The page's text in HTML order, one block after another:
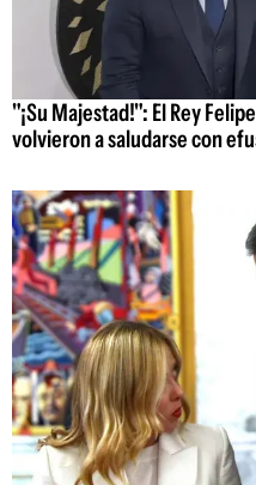
"¡Su Majestad!": El Rey
volvieron a saludarse con